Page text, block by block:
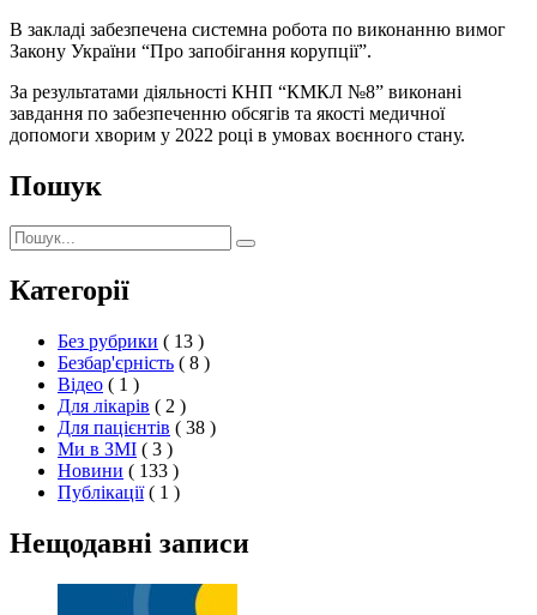
В закладі забезпечена системна робота по виконанню вимог
Закону України “Про запобігання корупції”.
За результатами діяльності КНП “КМКЛ №8” виконані
завдання по забезпеченню обсягів та якості медичної
допомоги хворим у 2022 році в умовах воєнного стану.
Пошук
Пошук:
Пошук
Категорії
Без рубрики ( 13 )
Безбар'єрність ( 8 )
Відео ( 1 )
Для лікарів ( 2 )
Для пацієнтів ( 38 )
Ми в ЗМІ ( 3 )
Новини ( 133 )
Публікації ( 1 )
Нещодавні записи